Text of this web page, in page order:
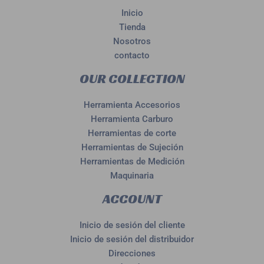
Inicio
Tienda
Nosotros
contacto
OUR COLLECTION
Herramienta Accesorios
Herramienta Carburo
Herramientas de corte
Herramientas de Sujeción
Herramientas de Medición
Maquinaria
ACCOUNT
Inicio de sesión del cliente
Inicio de sesión del distribuidor
Direcciones